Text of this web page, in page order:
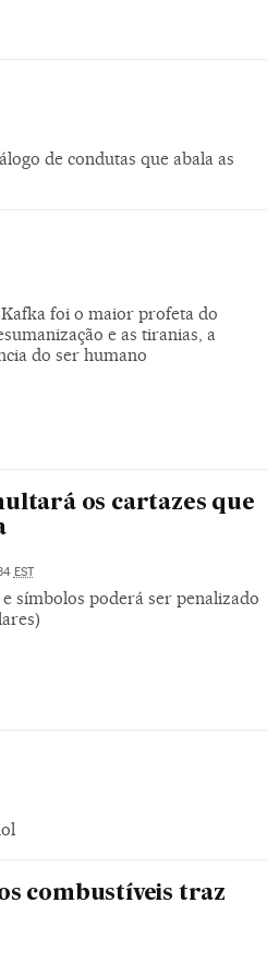
de condutas que abala as
foi o maior profeta do
e as tiranias, a
do ser humano
os cartazes que
EST
símbolos poderá ser penalizado
combustíveis traz